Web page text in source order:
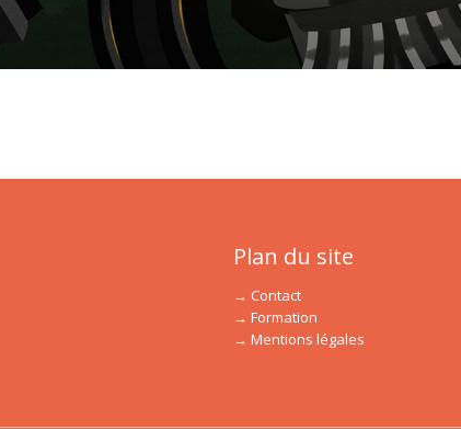
Plan du site
→ Contact
→ Formation
→ Mentions légales